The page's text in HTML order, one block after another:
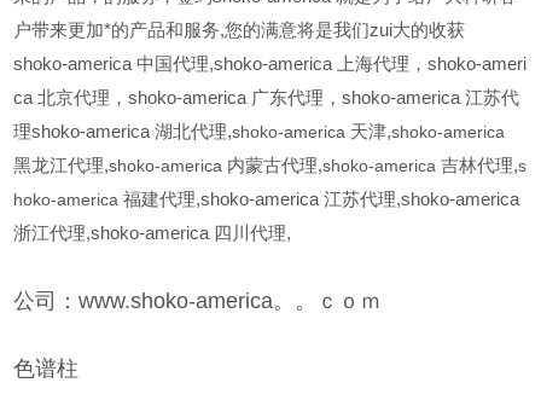
户带来更加*的产品和服务,您的满意将是我们zui大的收获
shoko-america中国代理,shoko-america 上海代理，shoko-ameri
ca 北京代理，shoko-america 广东代理，shoko-america 江苏代
理shoko-america 湖北代理,shoko-america 天津,shoko-america
黑龙江代理,shoko-america 内蒙古代理,shoko-america吉林代理,s
hoko-america福建代理,shoko-america 江苏代理,shoko-america
浙江代理,shoko-america 四川代理,
公司：www.shoko-america。。ｃｏｍ
色谱柱